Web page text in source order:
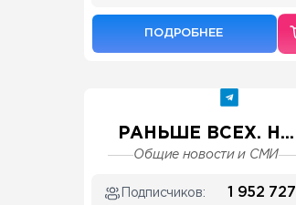
ПОДРОБНЕЕ
РАНЬШЕ ВСЕХ. Н...
Общие новости и СМИ
Подписчиков: 1 952 727